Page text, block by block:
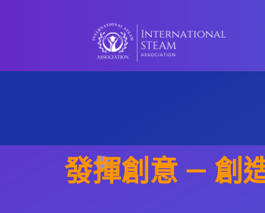
主頁
發揮創意 — 創